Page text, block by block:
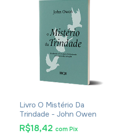
Livro O Mistério Da
Trindade - John Owen
R$18,42 comPix